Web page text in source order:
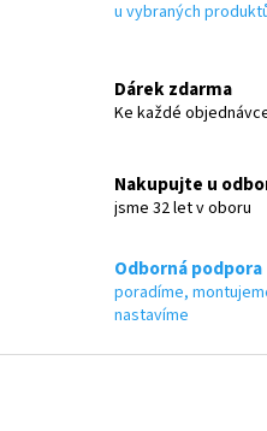
u vybraných
Dárek zdarma
Ke každé
Nakupujte u
jsme 32 let v oboru
Odborná podpora
poradíme,
nastavíme